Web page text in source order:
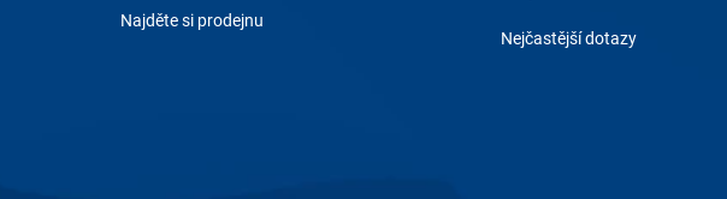
Najděte si prodejnu
Nejčastější dotazy